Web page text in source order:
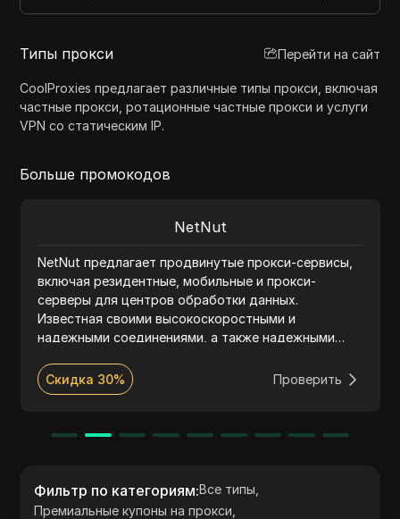
Типы прокси Перейти на сайт
CoolProxies предлагает различные типы прокси, включая
частные прокси, ротационные частные прокси и услуги
VPN со статическим IP.
Больше промокодов
NetNut
NetNut предлагает продвинутые прокси-сервисы,
включая резидентные, мобильные и прокси-
серверы для центров обработки данных.
Известная своими высокоскоростными и
надежными соединениями, а также надежными
обеспечивает беспрепятственный сбор и
просмотр данных. Сервис поддерживает
ценообразование и круглосуточную поддержку
многого другого.
Скидка 30% Проверить
Фильтр по категориям:Все типы
Премиальные купоны на прокси